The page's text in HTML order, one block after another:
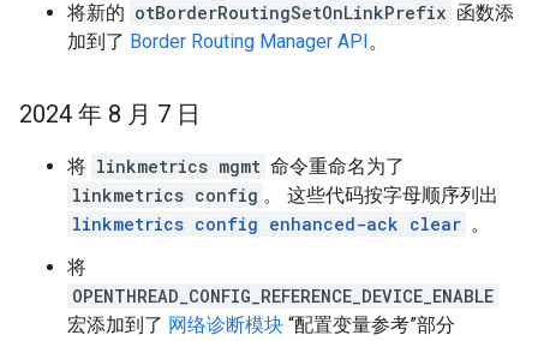
将新的 otBorderRoutingSetOnLinkPrefix 函数添
加到了 Border Routing Manager API。
2024 年 8 月 7 日
将 linkmetrics mgmt 命令重命名为了
linkmetrics config 。 这些代码按字母顺序列出
linkmetrics config enhanced-ack clear 。
将
OPENTHREAD_CONFIG_REFERENCE_DEVICE_ENABLE
宏添加到了 网络诊断模块 “配置变量参考”部分